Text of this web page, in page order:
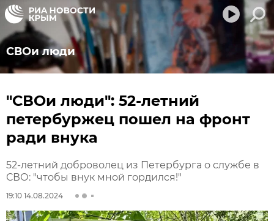
СВОи люди
"СВОи люди": 52-летний
петербуржец пошел на фронт
ради внука
52-летний доброволец из Петербурга о службе в
СВО: "чтобы внук мной гордился!"
19:10 14.08.2024